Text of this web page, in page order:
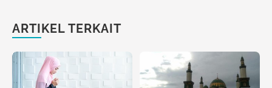
ARTIKEL TERKAIT